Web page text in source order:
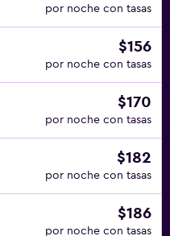
por noche con tasas
$156
por noche con tasas
$170
por noche con tasas
$182
por noche con tasas
$186
por noche con tasas